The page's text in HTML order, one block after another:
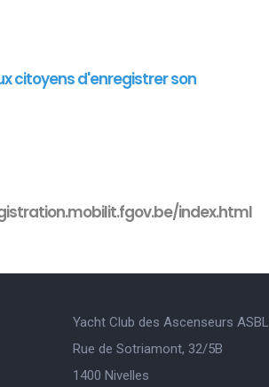
citoyens d'enregistrer son
index.html
Yacht Club des Ascenseurs ASBL
Rue de Sotriamont, 32/5B
1400 Nivelles